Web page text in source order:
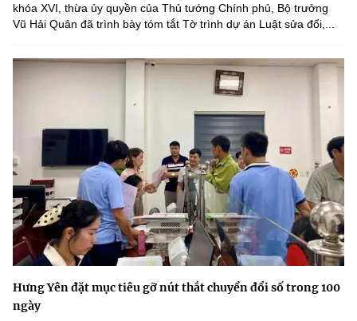
khóa XVI, thừa ủy quyền của Thủ tướng Chính phủ, Bộ trưởng
Vũ Hải Quân đã trình bày tóm tắt Tờ trình dự án Luật sửa đổi,...
Hưng Yên đặt mục tiêu gỡ nút thắt chuyển đổi số trong 100
ngày